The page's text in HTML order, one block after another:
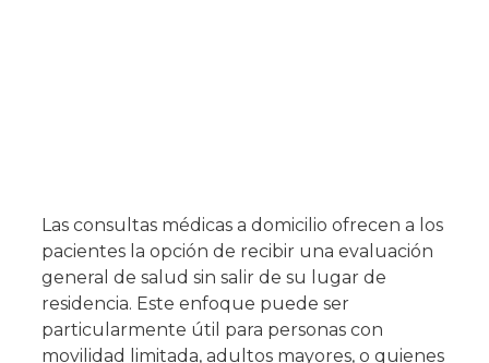
Las consultas médicas a domicilio ofrecen a los
pacientes la opción de recibir una evaluación
general de salud sin salir de su lugar de
residencia. Este enfoque puede ser
particularmente útil para personas con
movilidad limitada, adultos mayores, o quienes